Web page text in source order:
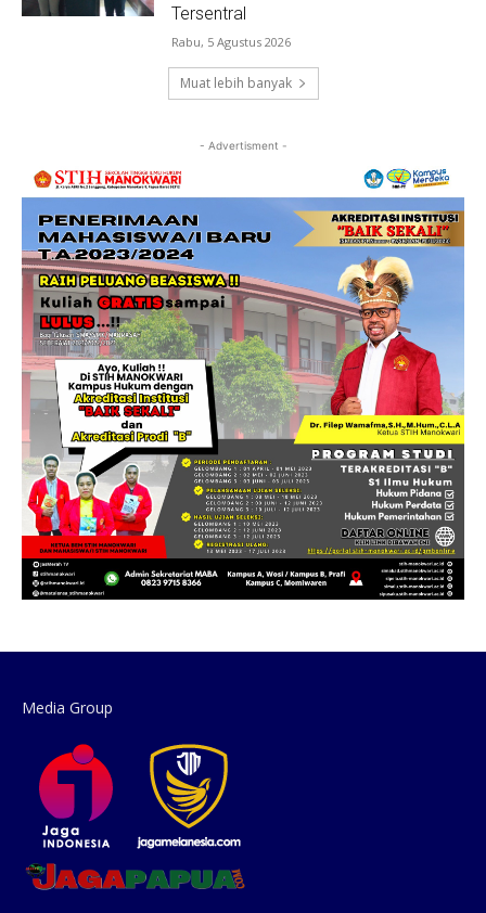
Tersentral
Rabu, 5 Agustus 2026
Muat lebih banyak
- Advertisment -
Media Group